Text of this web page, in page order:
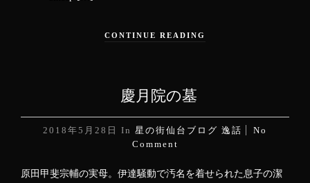
CONTINUE READING
慶月院の墓
2018年5月28日 In 星の街仙台ブログ 逸話
No
Comment
原田甲斐宗輔の実母。伊達騒動で汚名を着せられた息子の潔